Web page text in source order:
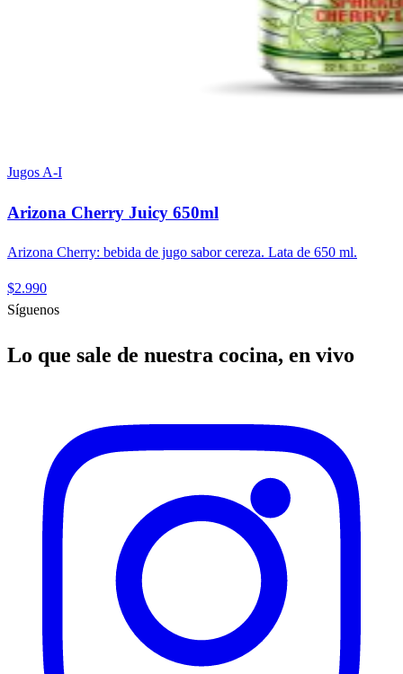
Jugos A-I
Arizona Cherry Juicy 650ml
Arizona Cherry: bebida de jugo sabor cereza. Lata de 650 ml.
$2.990
Síguenos
Lo que sale de nuestra cocina, en vivo